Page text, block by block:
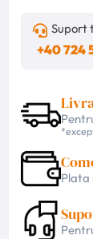
Suport
+40 724
Plata